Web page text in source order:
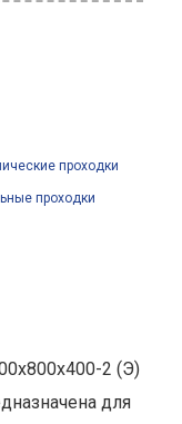
проходки
проходки
2 (Э)
для